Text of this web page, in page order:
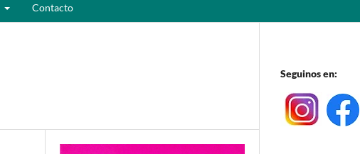
Contacto
Seguinos en: